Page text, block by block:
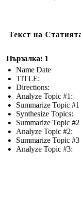
Текст на
Пързалка: 1
Name Date
TITLE :
Directions:
Analyze Topic #1:
Summarize Topic #1
Synthesize Topics:
Summarize Topic #2
Analyze Topic #2:
Summarize Topic #3
Analyze Topic #3: